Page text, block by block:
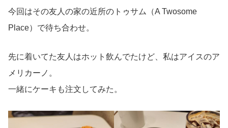
今回はその友人の家の近所のトゥサム（A Twosome
Place）で待ち合わせ。
先に着いてた友人はホット飲んでたけど、私はアイスのア
メリカーノ。
一緒にケーキも注文してみた。